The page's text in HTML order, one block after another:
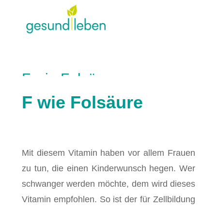
F wie Folsäure
von creandi| Apr. 5, 2021|Gesundheits ABC
F wie Folsäure
Mit diesem Vitamin haben vor allem Frauen
zu tun, die einen Kinderwunsch hegen. Wer
schwanger werden möchte, dem wird dieses
Vitamin empfohlen. So ist der für Zellbildung